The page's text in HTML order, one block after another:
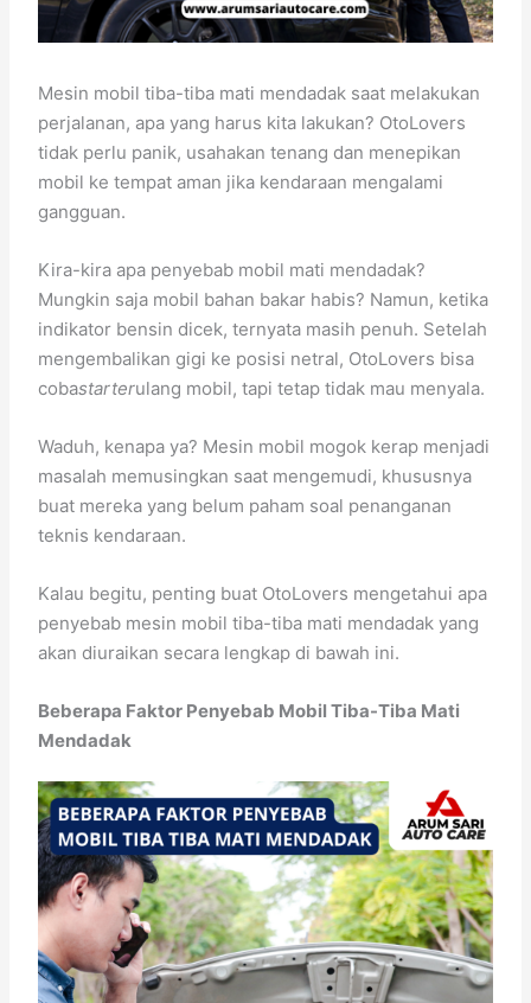
Mesin mobil tiba-tiba mati mendadak saat melakukan
perjalanan, apa yang harus kita lakukan? OtoLovers
tidak perlu panik, usahakan tenang dan menepikan
mobil ke tempat aman jika kendaraan mengalami
gangguan.
Kira-kira apa penyebab mobil mati mendadak?
Mungkin saja mobil bahan bakar habis? Namun, ketika
indikator bensin dicek, ternyata masih penuh. Setelah
mengembalikan gigi ke posisi netral, OtoLovers bisa
cobastarterulang mobil, tapi tetap tidak mau menyala.
Waduh, kenapa ya? Mesin mobil mogok kerap menjadi
masalah memusingkan saat mengemudi, khususnya
buat mereka yang belum paham soal penanganan
teknis kendaraan.
Kalau begitu, penting buat OtoLovers mengetahui apa
penyebab mesin mobil tiba-tiba mati mendadak yang
akan diuraikan secara lengkap di bawah ini.
Beberapa Faktor Penyebab Mobil Tiba-Tiba Mati
Mendadak